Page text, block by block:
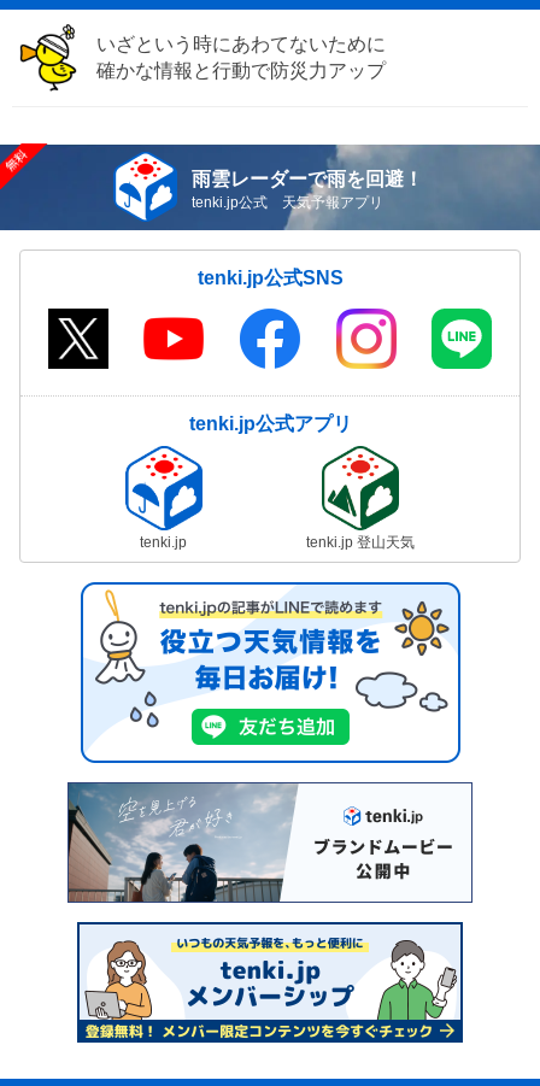
いざという時にあわてないために
確かな情報と行動で防災力アップ
雨雲レーダーで雨を回避！
tenki.jp公式 天気予報アプリ
tenki.jp公式SNS
tenki.jp公式アプリ
tenki.jp tenki.jp 登山天気